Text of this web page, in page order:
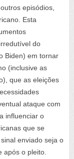
episódios,
Esta
do
Biden) em tornar
(inclusive as
que as eleições
ataque com
influenciar o
que se
enviado seja o
após o pleito.